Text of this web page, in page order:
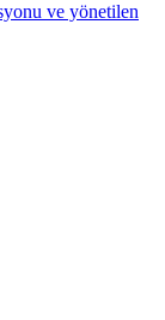
ve yönetilen